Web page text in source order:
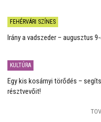
FEHÉRVÁRI SZÍNES
Irány a vadszeder – augusztus
KULTÚRA
Egy kis kosárnyi törődés –
résztvevőit!